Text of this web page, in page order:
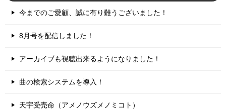
今までのご愛顧、誠に有り難うございました！
8月号を配信しました！
アーカイブも視聴出来るようになりました！
曲の検索システムを導入！
天宇受売命（アメノウズメノミコト）